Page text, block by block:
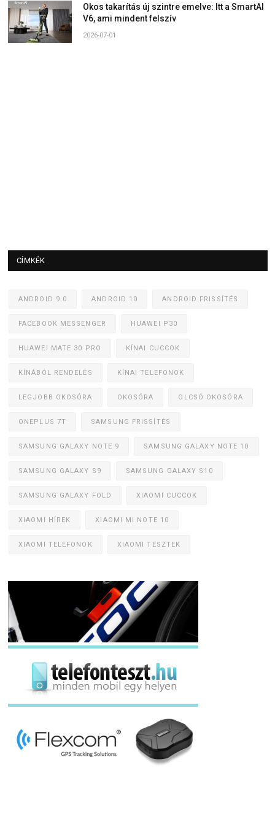
Okos takarítás új szintre emelve: Itt a SmartAI
V6, ami mindent felszív
2026-07-01
CÍMKÉK
ANDROID 9.0 ANDROID 10 ANDROID FRISSÍTÉS
FACEBOOK MESSENGER HUAWEI P30
HUAWEI MATE 30 PRO KÍNAI CUCCOK
KÍNÁBÓL RENDELÉS KÍNAI TELEFONOK
LEGJOBB OKOSÓRA OKOSÓRA OLCSÓ OKOSÓRA
ONEPLUS 7T SAMSUNG FRISSÍTÉS
SAMSUNG GALAXY NOTE 9 SAMSUNG GALAXY NOTE 10
SAMSUNG GALAXY S9 SAMSUNG GALAXY S10
SAMSUNG GALAXY FOLD XIAOMI CUCCOK
XIAOMI HÍREK XIAOMI MI NOTE 10
XIAOMI TELEFONOK XIAOMI TESZTEK